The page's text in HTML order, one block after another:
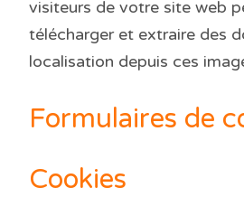
visiteurs de votre site web
télécharger et extraire des
localisation depuis ces
Formulaires de
Cookies